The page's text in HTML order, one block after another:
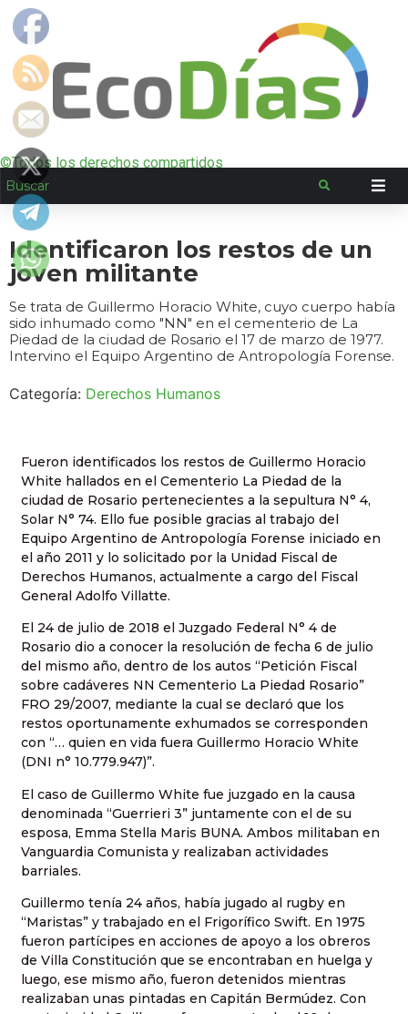
©Todos los derechos compartidos
Identificaron los restos de un
joven militante
Se trata de Guillermo Horacio White, cuyo cuerpo había
sido inhumado como "NN" en el cementerio de La
Piedad de la ciudad de Rosario el 17 de marzo de 1977.
Intervino el Equipo Argentino de Antropología Forense.
Categoría: Derechos Humanos
Fueron identificados los restos de Guillermo Horacio
White hallados en el Cementerio La Piedad de la
ciudad de Rosario pertenecientes a la sepultura N° 4,
Solar N° 74. Ello fue posible gracias al trabajo del
Equipo Argentino de Antropología Forense iniciado en
el año 2011 y lo solicitado por la Unidad Fiscal de
Derechos Humanos, actualmente a cargo del Fiscal
General Adolfo Villatte.
El 24 de julio de 2018 el Juzgado Federal N° 4 de
Rosario dio a conocer la resolución de fecha 6 de julio
del mismo año, dentro de los autos “Petición Fiscal
sobre cadáveres NN Cementerio La Piedad Rosario”
FRO 29/2007, mediante la cual se declaró que los
restos oportunamente exhumados se corresponden
con “… quien en vida fuera Guillermo Horacio White
(DNI n° 10.779.947)”.
El caso de Guillermo White fue juzgado en la causa
denominada “Guerrieri 3” juntamente con el de su
esposa, Emma Stella Maris BUNA. Ambos militaban en
Vanguardia Comunista y realizaban actividades
barriales.
Guillermo tenía 24 años, había jugado al rugby en
“Maristas” y trabajado en el Frigorífico Swift. En 1975
fueron partícipes en acciones de apoyo a los obreros
de Villa Constitución que se encontraban en huelga y
luego, ese mismo año, fueron detenidos mientras
realizaban unas pintadas en Capitán Bermúdez. Con